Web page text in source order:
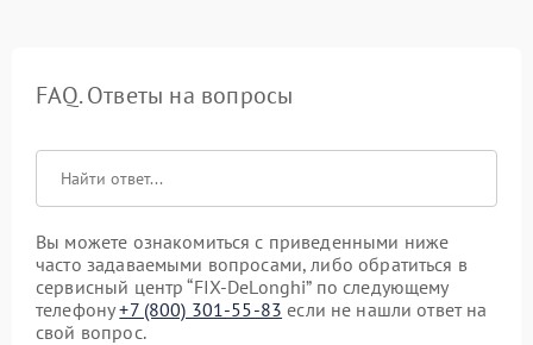
FAQ. Ответы на вопросы
Вы можете ознакомиться с приведенными ниже
часто задаваемыми вопросами, либо обратиться в
сервисный центр “FIX-DeLonghi” по следующему
телефону+7 (800) 301-55-83 если не нашли ответ на
свой вопрос.